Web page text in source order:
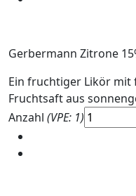
Gerbermann Zitrone
Ein fruchtiger Likör mit
Fruchtsaft aus
Anzahl (VPE: 1)